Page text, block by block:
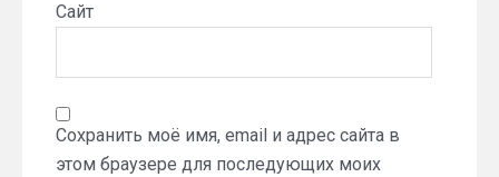
Сайт
Сохранить моё имя, email и адрес сайта в
этом браузере для последующих моих